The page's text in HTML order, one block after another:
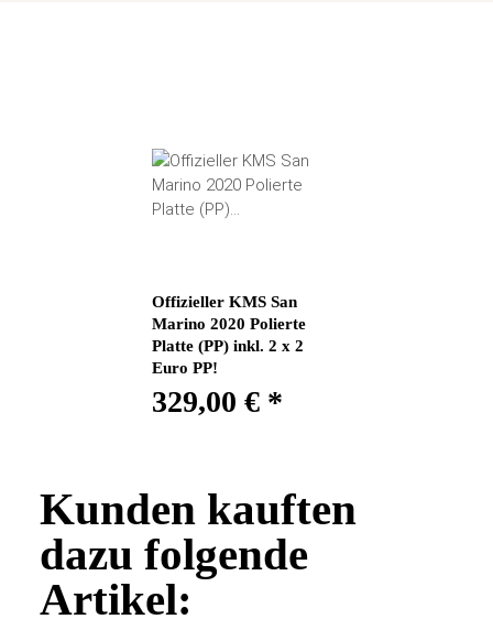
Offizieller KMS San
Marino 2020 Polierte
Platte (PP) inkl. 2 x 2
Euro PP!
329,00 € *
Kunden kauften
dazu folgende
Artikel: